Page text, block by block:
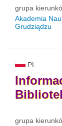
grupa
Akademia
Grudziądzu
PL
grupa